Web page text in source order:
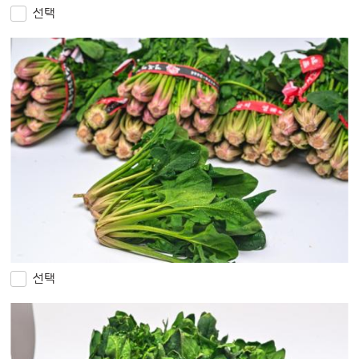
선택
선택